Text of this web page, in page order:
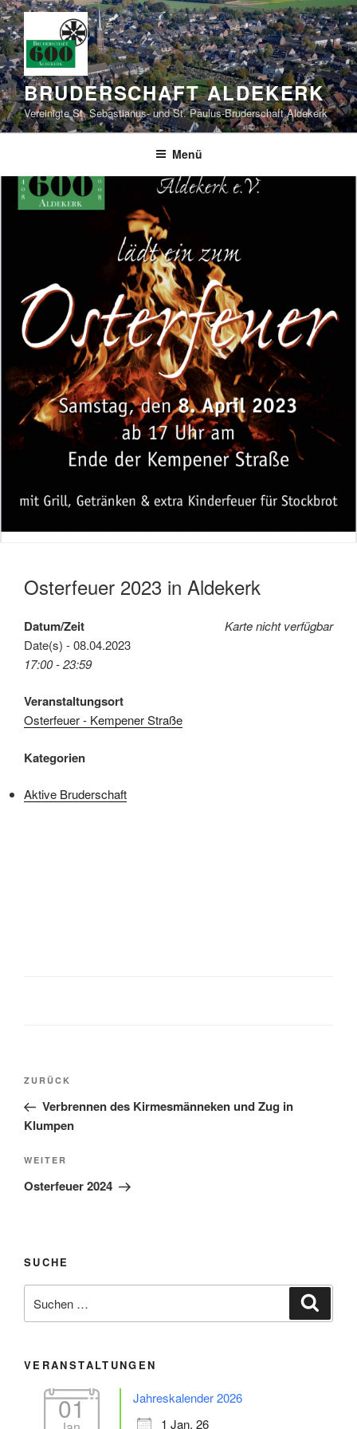
Zum
Inhalt
springen
BRUDERSCHAFT ALDEKERK
Vereinigte St. Sebastianus- und St. Paulus-Bruderschaft Aldekerk
Menü
Osterfeuer 2023 in Aldekerk
Karte nicht verfügbar
Datum/Zeit
Date(s) - 08.04.2023
17:00 - 23:59
Veranstaltungsort
Osterfeuer - Kempener Straße
Kategorien
Aktive Bruderschaft
Beitragsnavigation
Vorheriger
Beitrag
ZURÜCK
Verbrennen des Kirmesmänneken und Zug in
Klumpen
Nächster
Beitrag
WEITER
Osterfeuer 2024
SUCHE
nach:
VERANSTALTUNGEN
01
Jahreskalender 2026
1 Jan. 26